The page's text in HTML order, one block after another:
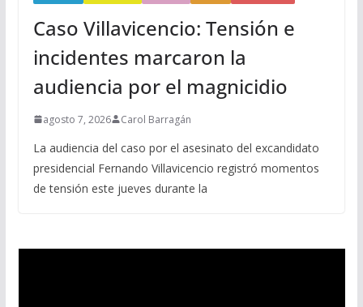
Caso Villavicencio: Tensión e
incidentes marcaron la
audiencia por el magnicidio
agosto 7, 2026 Carol Barragán
La audiencia del caso por el asesinato del excandidato
presidencial Fernando Villavicencio registró momentos
de tensión este jueves durante la